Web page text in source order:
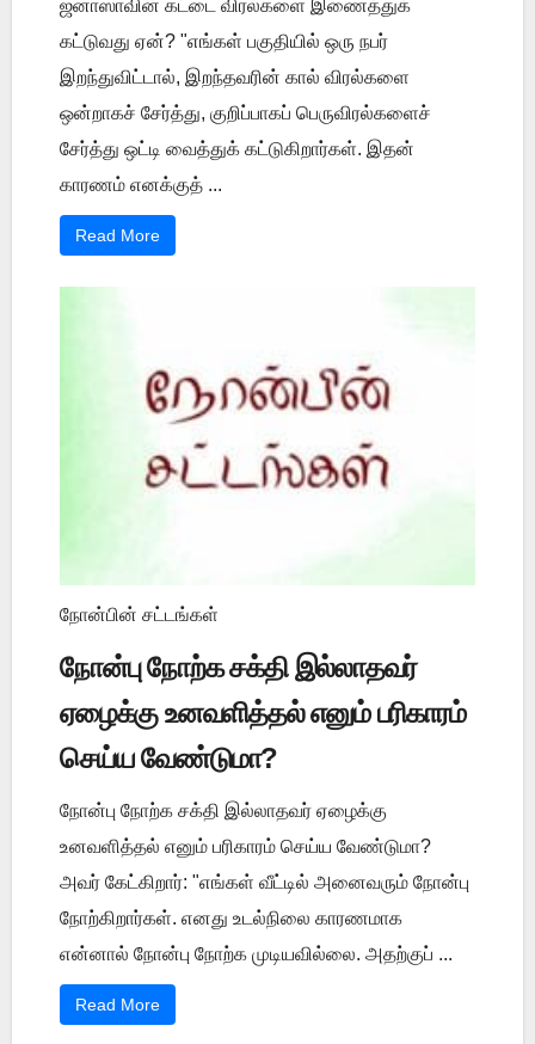
ஜனாஸாவின் கட்டை விரல்களை இணைத்துக்
கட்டுவது ஏன்? "எங்கள் பகுதியில் ஒரு நபர்
இறந்துவிட்டால், இறந்தவரின் கால் விரல்களை
ஒன்றாகச் சேர்த்து, குறிப்பாகப் பெருவிரல்களைச்
சேர்த்து ஒட்டி வைத்துக் கட்டுகிறார்கள். இதன்
காரணம் எனக்குத் ...
Read More
நோன்பின் சட்டங்கள்
நோன்பு நோற்க சக்தி இல்லாதவர்
ஏழைக்கு உனவளித்தல் எனும் பரிகாரம்
செய்ய வேண்டுமா?
நோன்பு நோற்க சக்தி இல்லாதவர் ஏழைக்கு
உனவளித்தல் எனும் பரிகாரம் செய்ய வேண்டுமா?
அவர் கேட்கிறார்: "எங்கள் வீட்டில் அனைவரும் நோன்பு
நோற்கிறார்கள். எனது உடல்நிலை காரணமாக
என்னால் நோன்பு நோற்க முடியவில்லை. அதற்குப் ...
Read More